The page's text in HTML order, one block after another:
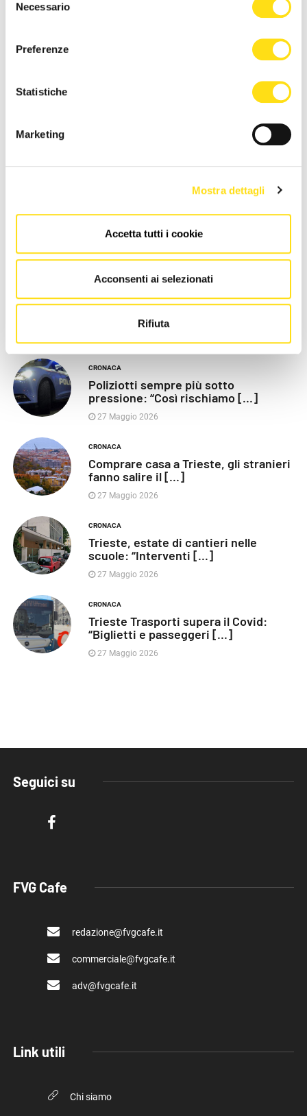
delNecessario
Preferenze
Statistiche
Marketing
Mostra dettagli
Accetta tutti i cookie
Acconsenti ai selezionati
Rifiuta
torace dopo [...]
Settimana Mondiale della
informazione e diagnosi [...]
LE PIÙ RECENTI
Razza (Lega): “Piazza Libertà va
chiusa”, Vaccarezza [...]
CRONACA
Poliziotti sempre più sotto
pressione: “Così rischiamo [...]
27 Maggio 2026
CRONACA
Comprare casa a Trieste, gli stranieri
fanno salire il [...]
27 Maggio 2026
CRONACA
Trieste, estate di cantieri nelle
scuole: “Interventi [...]
27 Maggio 2026
CRONACA
Trieste Trasporti supera il Covid:
“Biglietti e passeggeri [...]
27 Maggio 2026
Seguici su
FVG Cafe
redazione@fvgcafe.it
commerciale@fvgcafe.it
adv@fvgcafe.it
Link utili
Chi siamo